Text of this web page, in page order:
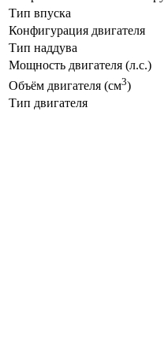
Тип впуска
Конфигурация двигателя
Тип наддува
Мощность двигателя (л.с.)
Объём двигателя (см3)
Тип двигателя